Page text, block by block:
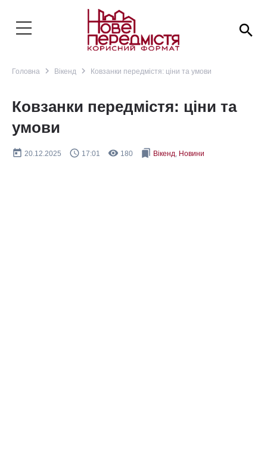
search
Головна navigate_next Вікенд navigate_next Ковзанки передмістя: ціни та умови
Ковзанки передмістя: ціни та
умови
today 20.12.2025 query_builder 17:01 remove_red_eye 180 bookmarks Вікенд, Новини